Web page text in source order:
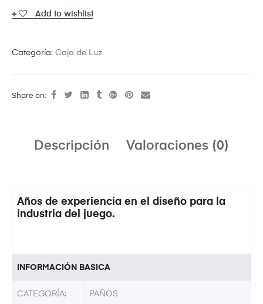
Add to wishlist
Categoría: Caja de Luz
Share on:
Descripción Valoraciones (0)
Años de experiencia en el diseño para la
industria del juego.
INFORMACIÓN BASICA
CATEGORÍA: PAÑOS